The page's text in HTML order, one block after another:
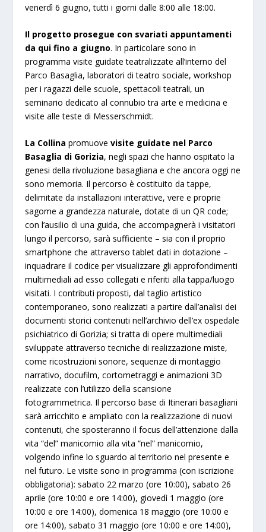
venerdì 6 giugno, tutti i giorni dalle 8:00 alle 18:00.
Il progetto prosegue con svariati appuntamenti
da qui fino a giugno. In particolare sono in
programma visite guidate teatralizzate all’interno del
Parco Basaglia, laboratori di teatro sociale, workshop
per i ragazzi delle scuole, spettacoli teatrali, un
seminario dedicato al connubio tra arte e medicina e
visite alle teste di Messerschmidt.
La Collina promuovevisite guidate nel Parco
Basaglia di Gorizia, negli spazi che hanno ospitato la
genesi della rivoluzione basagliana e che ancora oggi ne
sono memoria. Il percorso è costituito da tappe,
delimitate da installazioni interattive, vere e proprie
sagome a grandezza naturale, dotate di un QR code;
con l’ausilio di una guida, che accompagnerà i visitatori
lungo il percorso, sarà sufficiente – sia con il proprio
smartphone che attraverso tablet dati in dotazione –
inquadrare il codice per visualizzare gli approfondimenti
multimediali ad esso collegati e riferiti alla tappa/luogo
visitati. I contributi proposti, dal taglio artistico
contemporaneo, sono realizzati a partire dall’analisi dei
documenti storici contenuti nell’archivio dell’ex ospedale
psichiatrico di Gorizia; si tratta di opere multimediali
sviluppate attraverso tecniche di realizzazione miste,
come ricostruzioni sonore, sequenze di montaggio
narrativo, docufilm, cortometraggi e animazioni 3D
realizzate con l’utilizzo della scansione
fotogrammetrica. Il percorso base di Itinerari basagliani
sarà arricchito e ampliato con la realizzazione di nuovi
contenuti, che sposteranno il focus dell’attenzione dalla
vita “del” manicomio alla vita “nel” manicomio,
volgendo infine lo sguardo al territorio nel presente e
nel futuro. Le visite sono in programma (con iscrizione
obbligatoria): sabato 22 marzo (ore 10:00), sabato 26
aprile (ore 10:00 e ore 14:00), giovedì 1 maggio (ore
10:00 e ore 14:00), domenica 18 maggio (ore 10:00 e
ore 14:00), sabato 31 maggio (ore 10:00 e ore 14:00),